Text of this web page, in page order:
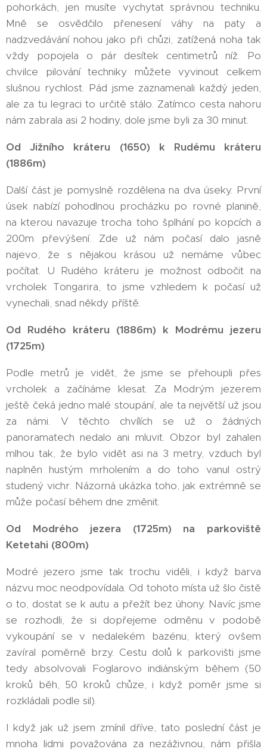
pohorkách, jen musíte vychytat správnou techniku.
Mně se osvědčilo přenesení váhy na paty a
nadzvedávání nohou jako při chůzi, zatížená noha tak
vždy popojela o pár desítek centimetrů níž. Po
chvilce pilování techniky můžete vyvinout celkem
slušnou rychlost. Pád jsme zaznamenali každý jeden,
ale za tu legraci to určitě stálo. Zatímco cesta nahoru
nám zabrala asi 2 hodiny, dole jsme byli za 30 minut.
Od Jižního kráteru (1650) k Rudému kráteru
(1886m)
Další část je pomyslně rozdělena na dva úseky. První
úsek nabízí pohodlnou procházku po rovné planině,
na kterou navazuje trocha toho šplhání po kopcích a
200m převýšení. Zde už nám počasí dalo jasně
najevo, že s nějakou krásou už nemáme vůbec
počítat. U Rudého kráteru je možnost odbočit na
vrcholek Tongarira, to jsme vzhledem k počasí už
vynechali, snad někdy příště.
Od Rudého kráteru (1886m) k Modrému jezeru
(1725m)
Podle metrů je vidět, že jsme se přehoupli přes
vrcholek a začínáme klesat. Za Modrým jezerem
ještě čeká jedno malé stoupání, ale ta největší už jsou
za námi. V těchto chvílích se už o žádných
panoramatech nedalo ani mluvit. Obzor byl zahalen
mlhou tak, že bylo vidět asi na 3 metry, vzduch byl
naplněn hustým mrholením a do toho vanul ostrý
studený vichr. Názorná ukázka toho, jak extrémně se
může počasí během dne změnit.
Od Modrého jezera (1725m) na parkoviště
Ketetahi (800m)
Modré jezero jsme tak trochu viděli, i když barva
názvu moc neodpovídala. Od tohoto místa už šlo čistě
o to, dostat se k autu a přežít bez úhony. Navíc jsme
se rozhodli, že si dopřejeme odměnu v podobě
vykoupání se v nedalekém bazénu, který ovšem
zavíral poměrně brzy. Cestu dolů k parkovišti jsme
tedy absolvovali Foglarovo indiánským během (50
kroků běh, 50 kroků chůze, i když poměr jsme si
rozkládali podle sil).
I když jak už jsem zmínil dříve, tato poslední část je
mnoha lidmi považována za nezáživnou, nám přišla